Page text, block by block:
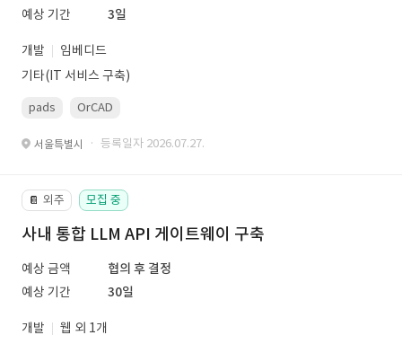
예상 기간
3일
개발
임베디드
기타(IT 서비스 구축)
pads OrCAD
서울특별시 · 등록일자 2026.07.27.
📔 외주 모집 중
사내 통합 LLM API 게이트웨이 구축
예상 금액
협의 후 결정
예상 기간
30일
개발
웹 외 1개